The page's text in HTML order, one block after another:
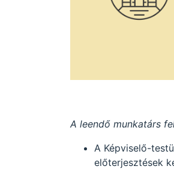
A leendő munkatárs
A Képviselő-
előterjesztések